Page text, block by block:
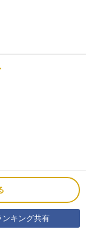
ンキング共有